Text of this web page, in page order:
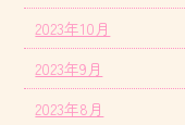
2023年10月
2023年9月
2023年8月